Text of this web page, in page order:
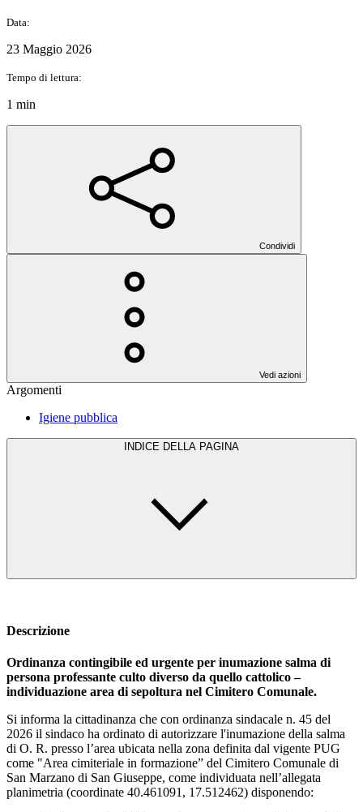
Data:
23 Maggio 2026
Tempo di lettura:
1 min
Condividi
Vedi azioni
Argomenti
Igiene pubblica
INDICE DELLA PAGINA
Descrizione
Ordinanza contingibile ed urgente per inumazione salma di
persona professante culto diverso da quello cattolico –
individuazione area di sepoltura nel Cimitero Comunale.
Si informa la cittadinanza che con ordinanza sindacale n. 45 del
2026 il sindaco ha ordinato di autorizzare l'inumazione della salma
di O. R. presso l’area ubicata nella zona definita dal vigente PUG
come "Area cimiteriale in formazione” del Cimitero Comunale di
San Marzano di San Giuseppe, come individuata nell’allegata
planimetria (coordinate 40.461091, 17.512462) disponendo: